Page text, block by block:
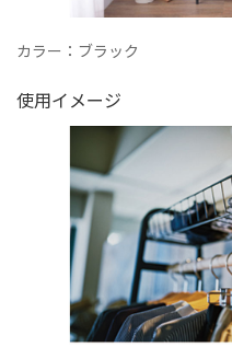
カラー：ブラック
使用イメージ